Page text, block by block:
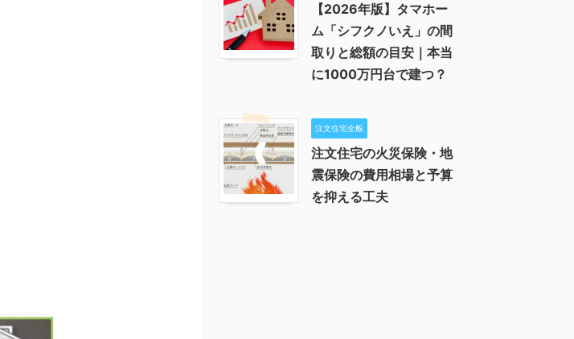
【2026年版】タマホー
ム「シフクノいえ」の間
取りと総額の目安｜本当
に1000万円台で建つ？
注文住宅全般
注文住宅の火災保険・地
震保険の費用相場と予算
を抑える工夫